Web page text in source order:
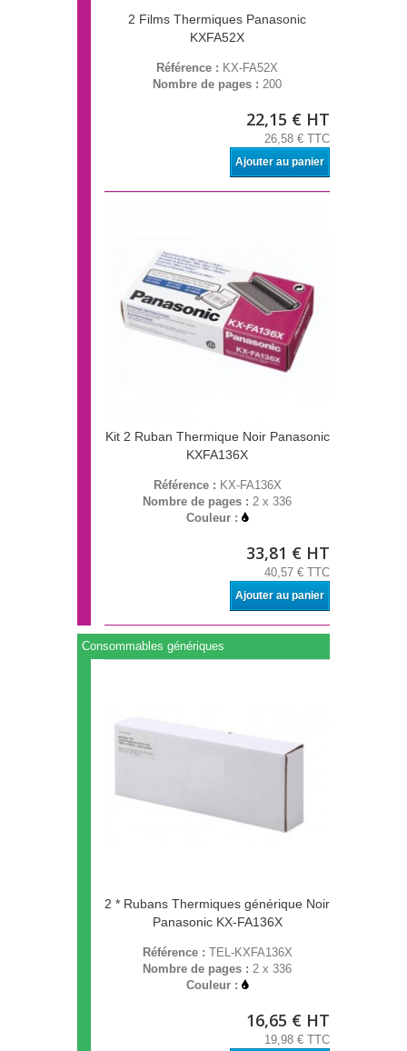
2 Films Thermiques Panasonic
KXFA52X
Référence : KX-FA52X
Nombre de pages : 200
22,15 € HT
26,58 € TTC
Ajouter au panier
Kit 2 Ruban Thermique Noir Panasonic
KXFA136X
Référence : KX-FA136X
Nombre de pages : 2 x 336
Couleur :
33,81 € HT
40,57 € TTC
Ajouter au panier
Consommables génériques
2 * Rubans Thermiques générique Noir
Panasonic KX-FA136X
Référence : TEL-KXFA136X
Nombre de pages : 2 x 336
Couleur :
16,65 € HT
19,98 € TTC